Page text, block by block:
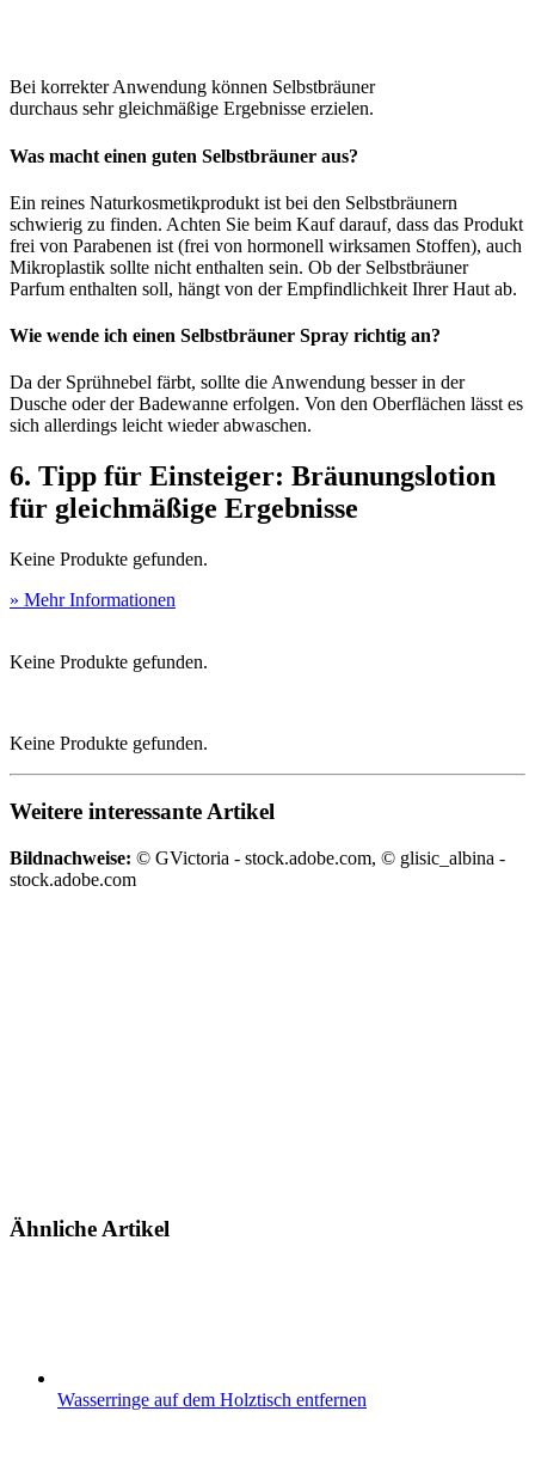
Bei korrekter Anwendung können Selbstbräuner
durchaus sehr gleichmäßige Ergebnisse erzielen.
Was macht einen guten Selbstbräuner aus?
Ein reines Naturkosmetikprodukt ist bei den Selbstbräunern
schwierig zu finden. Achten Sie beim Kauf darauf, dass das Produkt
frei von Parabenen ist (frei von hormonell wirksamen Stoffen), auch
Mikroplastik sollte nicht enthalten sein. Ob der Selbstbräuner
Parfum enthalten soll, hängt von der Empfindlichkeit Ihrer Haut ab.
Wie wende ich einen Selbstbräuner Spray richtig an?
Da der Sprühnebel färbt, sollte die Anwendung besser in der
Dusche oder der Badewanne erfolgen. Von den Oberflächen lässt es
sich allerdings leicht wieder abwaschen.
6. Tipp für Einsteiger: Bräunungslotion
für gleichmäßige Ergebnisse
Keine Produkte gefunden.
» Mehr Informationen
Keine Produkte gefunden.
Keine Produkte gefunden.
Weitere interessante Artikel
Bildnachweise: © GVictoria - stock.adobe.com, © glisic_albina -
stock.adobe.com
Ähnliche Artikel
Wasserringe auf dem Holztisch entfernen